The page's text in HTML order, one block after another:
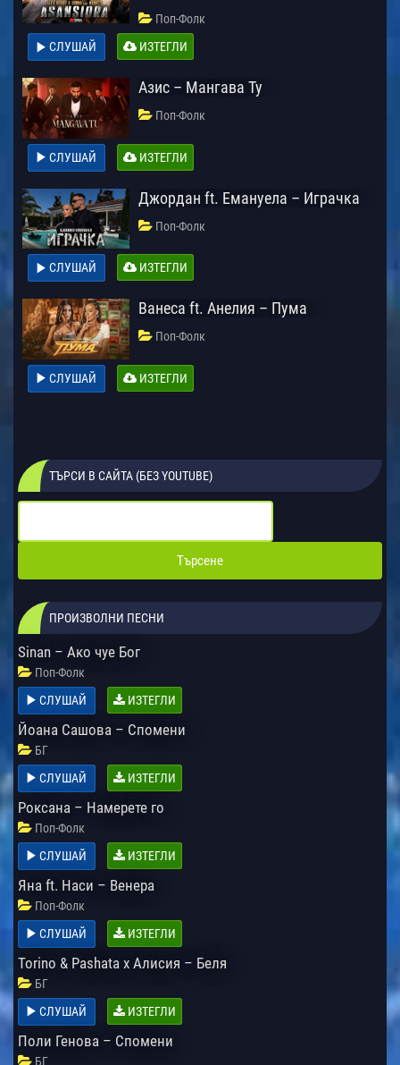
Поп-Фолк
СЛУШАЙ
ИЗТЕГЛИ
Азис – Мангава Ту
Поп-Фолк
СЛУШАЙ ИЗТЕГЛИ
Джордан ft. Емануела – Играчка
Поп-Фолк
СЛУШАЙ ИЗТЕГЛИ
Ванеса ft. Анелия – Пума
Поп-Фолк
СЛУШАЙ ИЗТЕГЛИ
ТЪРСИ В САЙТА (БЕЗ YOUTUBE)
ПРОИЗВОЛНИ ПЕСНИ
Sinan – Ако чуе Бог
Поп-Фолк
СЛУШАЙ
ИЗТЕГЛИ
Йоана Сашова – Спомени
БГ
СЛУШАЙ
ИЗТЕГЛИ
Роксана – Намерете го
Поп-Фолк
СЛУШАЙ
ИЗТЕГЛИ
Яна ft. Наси – Венера
Поп-Фолк
СЛУШАЙ
ИЗТЕГЛИ
Torino & Pashata x Алисия – Беля
БГ
СЛУШАЙ
ИЗТЕГЛИ
Поли Генова – Спомени
БГ